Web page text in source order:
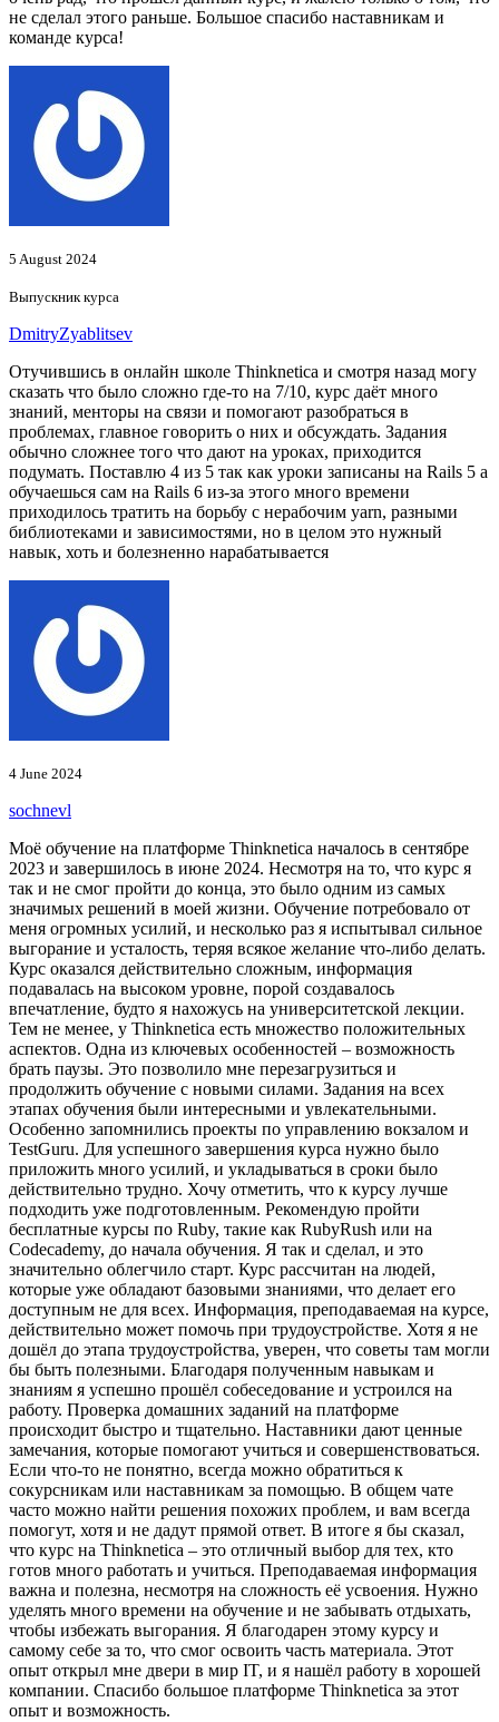
не сделал этого раньше. Большое спасибо наставникам и
команде курса!
5 August 2024
Выпускник курса
DmitryZyablitsev
Отучившись в онлайн школе Thinknetica и смотря назад могу
сказать что было сложно где-то на 7/10, курс даёт много
знаний, менторы на связи и помогают разобраться в
проблемах, главное говорить о них и обсуждать. Задания
обычно сложнее того что дают на уроках, приходится
подумать. Поставлю 4 из 5 так как уроки записаны на Rails 5 а
обучаешься сам на Rails 6 из-за этого много времени
приходилось тратить на борьбу с нерабочим yarn, разными
библиотеками и зависимостями, но в целом это нужный
навык, хоть и болезненно нарабатывается
4 June 2024
sochnevl
Моё обучение на платформе Thinknetica началось в сентябре
2023 и завершилось в июне 2024. Несмотря на то, что курс я
так и не смог пройти до конца, это было одним из самых
значимых решений в моей жизни. Обучение потребовало от
меня огромных усилий, и несколько раз я испытывал сильное
выгорание и усталость, теряя всякое желание что-либо делать.
Курс оказался действительно сложным, информация
подавалась на высоком уровне, порой создавалось
впечатление, будто я нахожусь на университетской лекции.
Тем не менее, у Thinknetica есть множество положительных
аспектов. Одна из ключевых особенностей – возможность
брать паузы. Это позволило мне перезагрузиться и
продолжить обучение с новыми силами. Задания на всех
этапах обучения были интересными и увлекательными.
Особенно запомнились проекты по управлению вокзалом и
TestGuru. Для успешного завершения курса нужно было
приложить много усилий, и укладываться в сроки было
действительно трудно. Хочу отметить, что к курсу лучше
подходить уже подготовленным. Рекомендую пройти
бесплатные курсы по Ruby, такие как RubyRush или на
Codecademy, до начала обучения. Я так и сделал, и это
значительно облегчило старт. Курс рассчитан на людей,
которые уже обладают базовыми знаниями, что делает его
доступным не для всех. Информация, преподаваемая на курсе,
действительно может помочь при трудоустройстве. Хотя я не
дошёл до этапа трудоустройства, уверен, что советы там могли
бы быть полезными. Благодаря полученным навыкам и
знаниям я успешно прошёл собеседование и устроился на
работу. Проверка домашних заданий на платформе
происходит быстро и тщательно. Наставники дают ценные
замечания, которые помогают учиться и совершенствоваться.
Если что-то не понятно, всегда можно обратиться к
сокурсникам или наставникам за помощью. В общем чате
часто можно найти решения похожих проблем, и вам всегда
помогут, хотя и не дадут прямой ответ. В итоге я бы сказал,
что курс на Thinknetica – это отличный выбор для тех, кто
готов много работать и учиться. Преподаваемая информация
важна и полезна, несмотря на сложность её усвоения. Нужно
уделять много времени на обучение и не забывать отдыхать,
чтобы избежать выгорания. Я благодарен этому курсу и
самому себе за то, что смог освоить часть материала. Этот
опыт открыл мне двери в мир IT, и я нашёл работу в хорошей
компании. Спасибо большое платформе Thinknetica за этот
опыт и возможность.